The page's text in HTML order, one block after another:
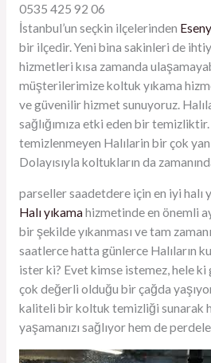
0535 425 92 06
İstanbul’un seçkin ilçelerinden
bir ilçedir. Yeni bina sakinleri de
hizmetleri kısa zamanda
müşterilerimize koltuk yıkama
ve güvenilir hizmet sunuyoruz.
sağlığımıza etki eden bir temizliktir.
temizlenmeyen Halılarin bir çok
Dolayısıyla koltukların da
parseller saadetdere için en iyi halı
Halı yıkamahizmetinde en önemli
bir şekilde yıkanması ve tam
saatlerce hatta günlerce Halıların
ister ki? Evet kimse istemez, hele ki
çok değerli olduğu bir çağda
kaliteli bir koltuk temizliği sunarak
yaşamanızı sağlıyor hem de